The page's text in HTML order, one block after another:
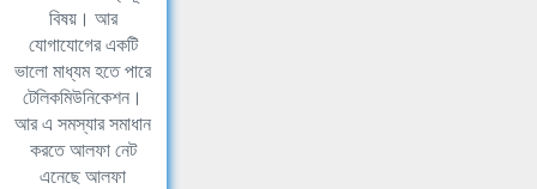
বিষয়। আর
যোগাযোগের একটি
ভালো মাধ্যম হতে পারে
টেলিকমিউনিকেশন।
আর এ সমস্যার সমাধান
করতে আলফা নেট
এনেছে আলফা